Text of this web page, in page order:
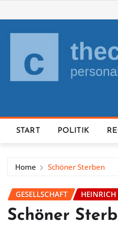
to
content
START POLITIK
Home Schöner Sterben
GESELLSCHAFT HEINRICH
Schöner